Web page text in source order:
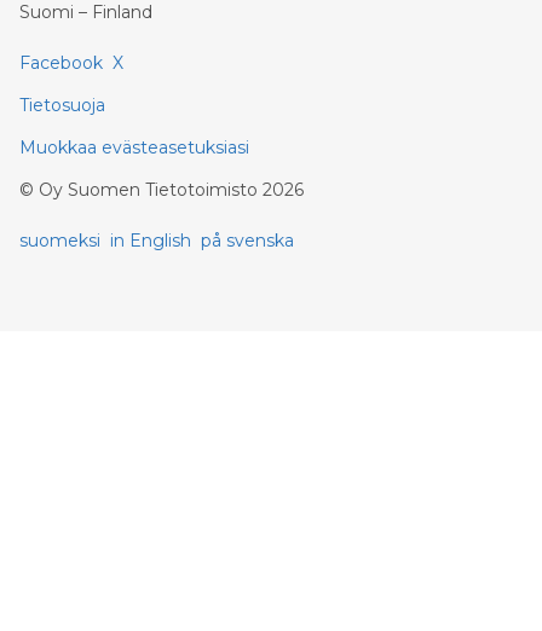
Suomi – Finland
Facebook X
Tietosuoja
Muokkaa evästeasetuksiasi
© Oy Suomen Tietotoimisto 2026
suomeksi in English på svenska